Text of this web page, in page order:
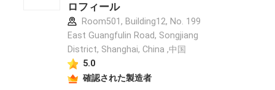
ロフィール
Room501, Building12, No. 199
East Guangfulin Road, Songjiang
District, Shanghai, China ,中国
5.0
確認された製造者